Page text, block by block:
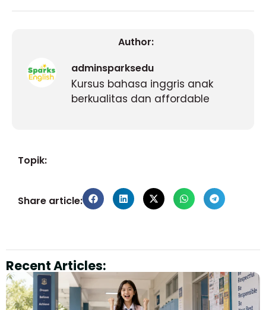
Author:
adminsparksedu
Kursus bahasa inggris anak
berkualitas dan affordable
Topik:
Share article:
Recent Articles: